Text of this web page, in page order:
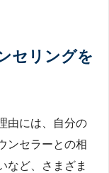
セリングを
由には、自分の
ンセラーとの相
など、さまざま